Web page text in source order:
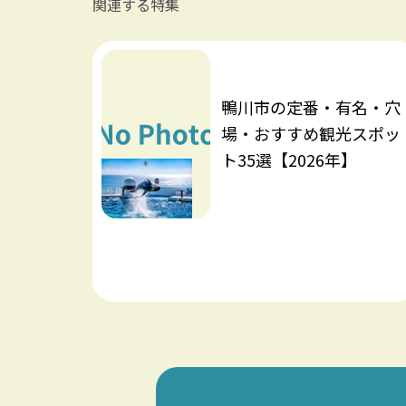
鴨川市の定番・有名・穴
場・おすすめ観光スポッ
ト35選【2026年】